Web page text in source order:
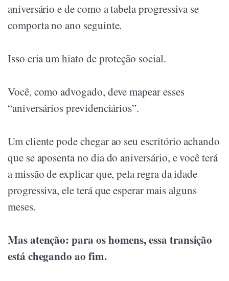
aniversário e de como a tabela progressiva se
comporta no ano seguinte.
Isso cria um hiato de proteção social.
Você, como advogado, deve mapear esses
“aniversários previdenciários”.
Um cliente pode chegar ao seu escritório achando
que se aposenta no dia do aniversário, e você terá
a missão de explicar que, pela regra da idade
progressiva, ele terá que esperar mais alguns
meses.
Mas atenção: para os homens, essa transição
está chegando ao fim.